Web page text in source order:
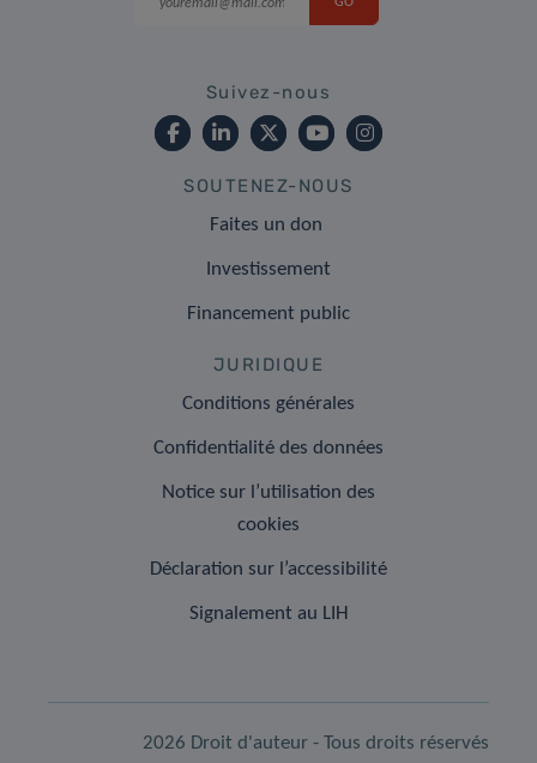
Suivez-nous
SOUTENEZ-NOUS
Faites un don
Investissement
Financement public
JURIDIQUE
Conditions générales
Confidentialité des données
Notice sur l’utilisation des
cookies
Déclaration sur l’accessibilité
Signalement au LIH
2026 Droit d'auteur - Tous droits réservés